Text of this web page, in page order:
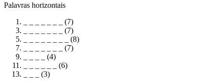
Palavras horizontais
_ _ _ _ _ _ _ (7)
_ _ _ _ _ _ _ (7)
_ _ _ _ _ _ _ _ (8)
_ _ _ _ _ _ _ (7)
_ _ _ _ (4)
_ _ _ _ _ _ (6)
_ _ _ (3)